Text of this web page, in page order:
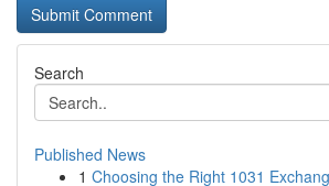
Search
Published News
1 Choosing the Right 1031